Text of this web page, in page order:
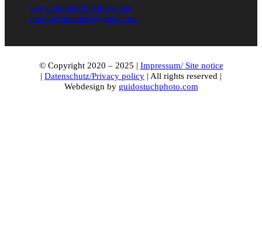
www.movingrhizomes.com
movingrhizomes@gmail.com
© Copyright 2020 – 2025 | Impressum/ Site notice
| Datenschutz/Privacy policy | All rights reserved |
Webdesign by guidostuchphoto.com